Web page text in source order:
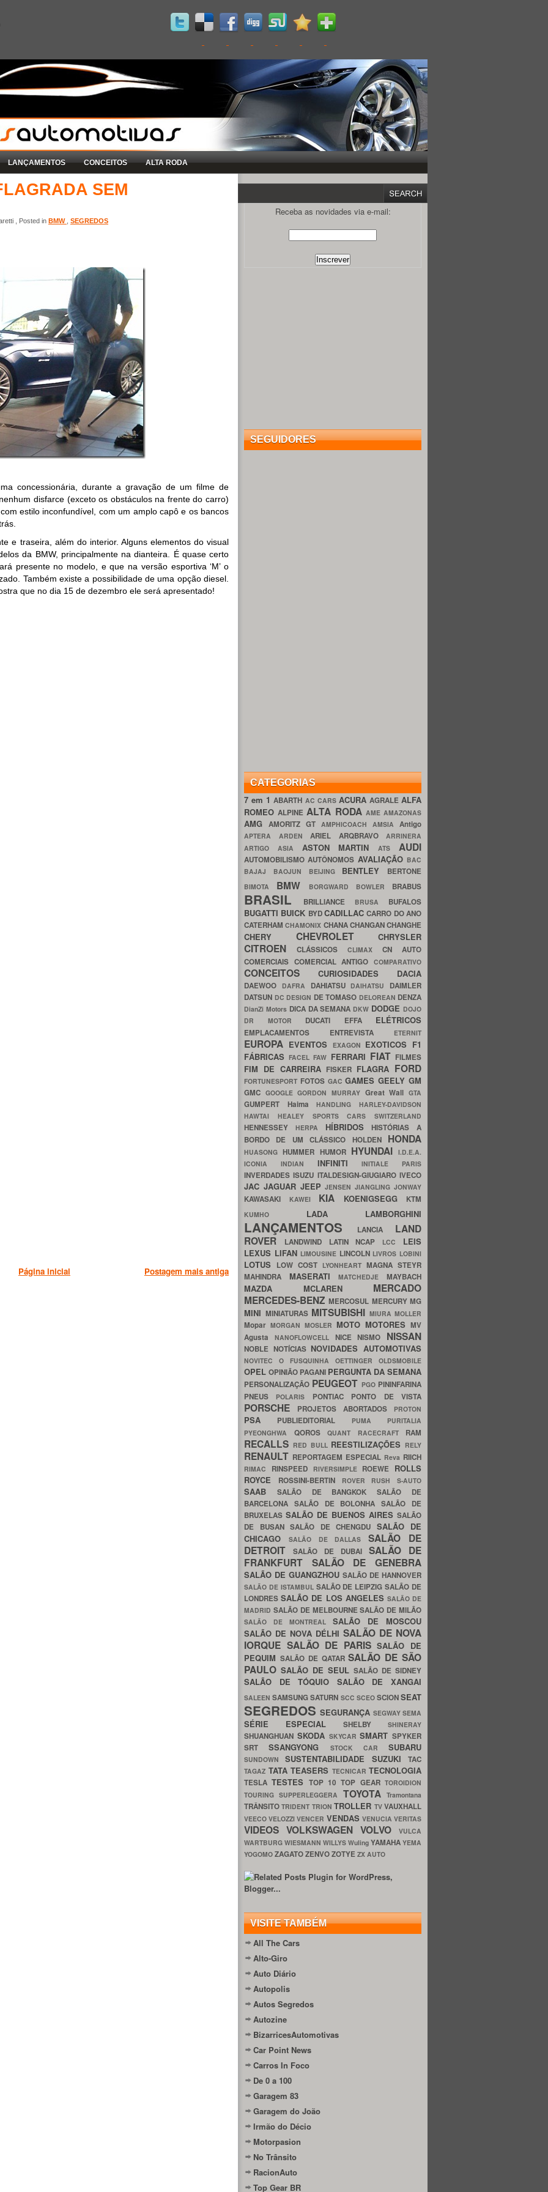
LANÇAMENTOS CONCEITOS ALTA RODA
SEM
, Posted in BMW SEGREDOS
concessionária, durante a gravação de um filme de
disfarce (exceto os obstáculos na frente do carro)
estilo inconfundível, com um amplo capô e os bancos
e traseira, além do interior. Alguns elementos do visual
da BMW, principalmente na dianteira. É quase certo
presente no modelo, e que na versão esportiva ‘M’ o
Também existe a possibilidade de uma opção diesel.
que no dia 15 de dezembro ele será apresentado!
Postagem mais antiga
Página inicial
Receba as novidades via e-mail:
SEGUIDORES
CATEGORIAS
7 em 1ABARTH AC CARS ACURA AGRALE ALFA
ROMEOALPINEALTA RODA AME AMAZONAS
AMG AMORITZ GT AMPHICOACH AMSIA Antigo
APTERA ARDEN ARIEL ARQBRAVO ARRINERA
ARTIGO ASIA ASTON MARTINATS AUDI
AUTOMOBILISMOAUTÔNOMOS AVALIAÇÃO BAC
BAJAJ BAOJUN BEIJING BENTLEY BERTONE
BIMOTA BMW BORGWARD BOWLER BRABUS
BRASIL BRILLIANCE BRUSA BUFALOS
BUGATTI BUICK BYDCADILLACCARRO DO ANO
CATERHAMCHAMONIX CHANACHANGANCHANGHE
CHERY CHEVROLET CHRYSLER
CITROEN CLÁSSICOS CLIMAX CN AUTO
COMERCIAIS COMERCIAL ANTIGOCOMPARATIVO
CONCEITOS CURIOSIDADES DACIA
DAEWOO DAFRA DAHIATSU DAIHATSU DAIMLER
DATSUN DC DESIGN DE TOMASO DELOREAN DENZA
DianZi Motors DICA DA SEMANA DKW DODGE DOJO
DR MOTOR DUCATI EFFA ELÉTRICOS
EMPLACAMENTOS ENTREVISTA ETERNIT
EUROPA EVENTOS EXAGON EXOTICOS F1
FÁBRICASFACELFAW FERRARI FIAT FILMES
FIM DE CARREIRA FISKER FLAGRA FORD
FORTUNESPORT FOTOS GACGAMESGEELYGM
GMC GOOGLEGORDON MURRAY Great WallGTA
GUMPERT HaimaHANDLINGHARLEY-DAVIDSON
HAWTAI HEALEY SPORTS CARS SWITZERLAND
HENNESSEY HERPA HÍBRIDOSHISTÓRIAS A
BORDO DE UM CLÁSSICO HOLDEN HONDA
HUASONGHUMMER HUMOR HYUNDAI I.D.E.A.
ICONIA INDIAN INFINITIINITIALE PARIS
INVERDADESISUZU ITALDESIGN-GIUGIAROIVECO
JAC JAGUAR JEEPJENSENJIANGLINGJONWAY
KAWASAKI KAWEI KIA KOENIGSEGG KTM
KUMHO LADA LAMBORGHINI
LANÇAMENTOS LANCIA LAND
ROVER
LANDWIND LATIN NCAP LCC LEIS
LEXUS LIFAN LIMOUSINE LINCOLN LIVROS LOBINI
LOTUS LOW COST LYONHEART MAGNA STEYR
MAHINDRA MASERATIMATCHEDJEMAYBACH
MAZDA MCLAREN MERCADO
MERCEDES-BENZMERCOSUL MERCURYMG
MINI MINIATURAS MITSUBISHI MIURA MOLLER
Mopar MORGAN MOSLER MOTO MOTORES MV
Agusta NANOFLOWCELL NICENISMO NISSAN
NOBLE NOTÍCIAS NOVIDADES AUTOMOTIVAS
NOVITEC O FUSQUINHA OETTINGER OLDSMOBILE
OPEL OPINIÃO PAGANI PERGUNTA DA SEMANA
PERSONALIZAÇÃO PEUGEOT PGO PININFARINA
PNEUS
POLARIS PONTIAC PONTO DE VISTA
PORSCHE PROJETOS ABORTADOS PROTON
PSA PUBLIEDITORIAL PUMA PURITALIA
PYEONGHWA QOROS QUANT RACECRAFT RAM
RECALLS RED BULL REESTILIZAÇÕES RELY
RENAULT REPORTAGEM ESPECIAL Reva RIICH
RIMAC RINSPEED RIVERSIMPLE ROEWE ROLLS
ROYCE
ROSSINI-BERTIN ROVER RUSH S-AUTO
SAAB SALÃO DE BANGKOKSALÃO DE
BARCELONA SALÃO DE BOLONHASALÃO DE
BRUXELAS SALÃO DE BUENOS AIRES SALÃO
DE BUSAN SALÃO DE CHENGDU SALÃO DE
CHICAGO
SALÃO DE DALLASSALÃO DE
DETROIT
SALÃO DE DUBAI SALÃO DE
FRANKFURT SALÃO DE GENEBRA
SALÃO DE GUANGZHOU SALÃO DE HANNOVER
SALÃO DE ISTAMBUL SALÃO DE LEIPZIGSALÃO DE
LONDRESSALÃO DE LOS ANGELES SALÃO DE
MADRID SALÃO DE MELBOURNESALÃO DE MILÃO
SALÃO DE MONTREAL SALÃO DE MOSCOU
SALÃO DE NOVA DÉLHI SALÃO DE NOVA
IORQUE SALÃO DE PARISSALÃO DE
PEQUIM SALÃO DE QATARSALÃO DE SÃO
PAULO SALÃO DE SEUL SALÃO DE SIDNEY
SALÃO DE TÓQUIO SALÃO DE XANGAI
SALEENSAMSUNGSATURN SCC SCEO SCIONSEAT
SEGREDOSSEGURANÇA SEGWAYSEMA
SÉRIE ESPECIAL SHELBY SHINERAY
SHUANGHUAN SKODA SKYCARSMART SPYKER
SRTSSANGYONG STOCK CAR SUBARU
SUNDOWNSUSTENTABILIDADE SUZUKITAC
TAGAZ TATA TEASERS TECNICAR TECNOLOGIA
TESLATESTES TOP 10TOP GEARTOROIDION
TOURING SUPPERLEGGERA TOYOTATramontana
TRÂNSITOTRIDENT TRIONTROLLER TVVAUXHALL
VEECOVELOZZIVENCER VENDAS VENUCIAVERITAS
VIDEOS VOLKSWAGEN VOLVO
VULCA
WARTBURG WIESMANN WILLYS Wuling YAMAHA YEMA
YOGOMO ZAGATOZENVOZOTYE ZX AUTO
VISITE TAMBÉM
All The Cars
Alto-Giro
Auto Diário
Autopolis
Autos Segredos
Autozine
BizarricesAutomotivas
Car Point News
Carros In Foco
De 0 a 100
Garagem 83
Garagem do João
Irmão do Décio
Motorpasion
No Trânsito
RacionAuto
Top Gear BR